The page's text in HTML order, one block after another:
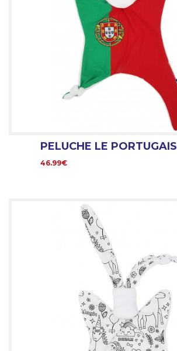
PELUCHE LE PORTUGAIS
46.99€